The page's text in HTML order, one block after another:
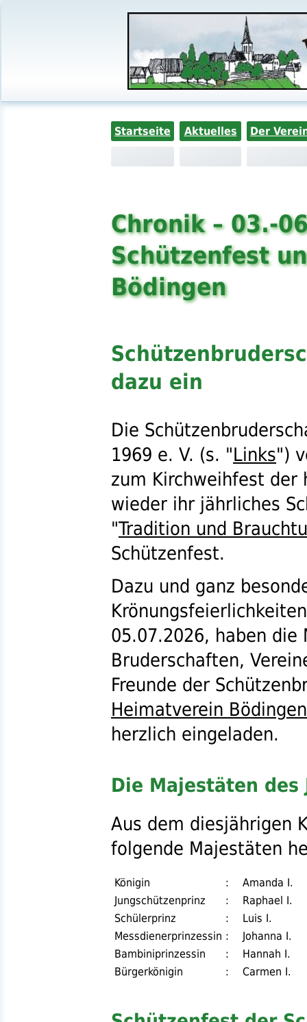
Startseite Aktuelles Der
Chronik – 03.-
Schützenfest
Bödingen
dazu ein
Die
1969 e. V. (s. "Links")
zum Kirchweihfest der
wieder ihr jährliches
"Tradition und
Schützenfest.
Dazu und ganz
05.07.2026, haben
Bruderschaften,
Freunde der
Heimatverein Bödingen
herzlich eingeladen.
Die Majestäten des
Aus dem diesjährigen
folgende Majestäten
Königin :
Amanda I.
Jungschützenprinz
:
Raphael I.
Schülerprinz
:
Luis I.
Messdienerprinzessin :
Johanna I.
Bambiniprinzessin
:
Hannah I.
Bürgerkönigin
: Carmen I.